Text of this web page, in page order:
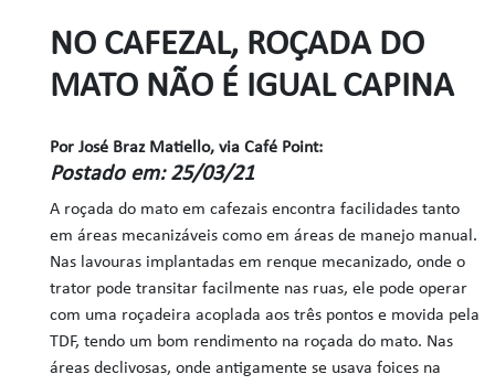
NO CAFEZAL, ROÇADA DO
MATO NÃO É IGUAL CAPINA
Por José Braz Matiello, via Café Point:
Postado em: 25/03/21
A roçada do mato em cafezais encontra facilidades tanto
em áreas mecanizáveis como em áreas de manejo manual.
Nas lavouras implantadas em renque mecanizado, onde o
trator pode transitar facilmente nas ruas, ele pode operar
com uma roçadeira acoplada aos três pontos e movida pela
TDF, tendo um bom rendimento na roçada do mato. Nas
áreas declivosas, onde antigamente se usava foices na